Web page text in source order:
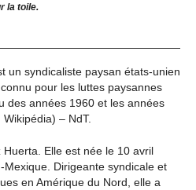
la toile.
un syndicaliste paysan états-unien
pour les luttes paysannes
des années 1960 et les années
– NdT.
Elle est née le 10 avril
Dirigeante syndicale et
en Amérique du Nord, elle a